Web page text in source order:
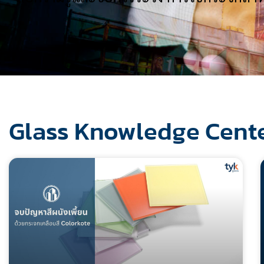
Glass Knowledge